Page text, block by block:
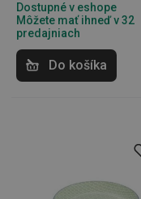
Dostupné v eshope
Môžete mať ihneď v 32
predajniach
Do košíka